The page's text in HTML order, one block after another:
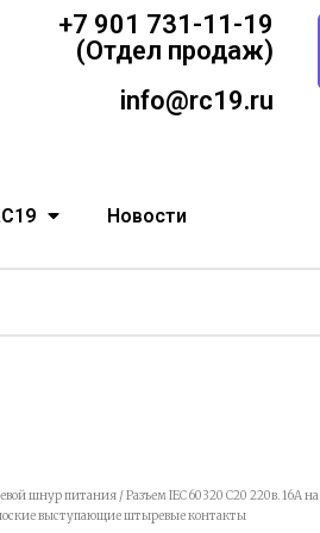
+7 901 731-11-19
(Отдел продаж)
info@rc19.ru
Новости
шнур питания / Разъем IEC 60320 C20 220в. 16A на
выступающие штыревые контакты